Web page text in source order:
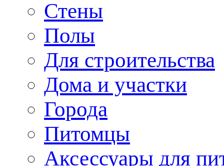
Стены
Полы
Для строительства
Дома и участки
Города
Питомцы
Аксессуары для